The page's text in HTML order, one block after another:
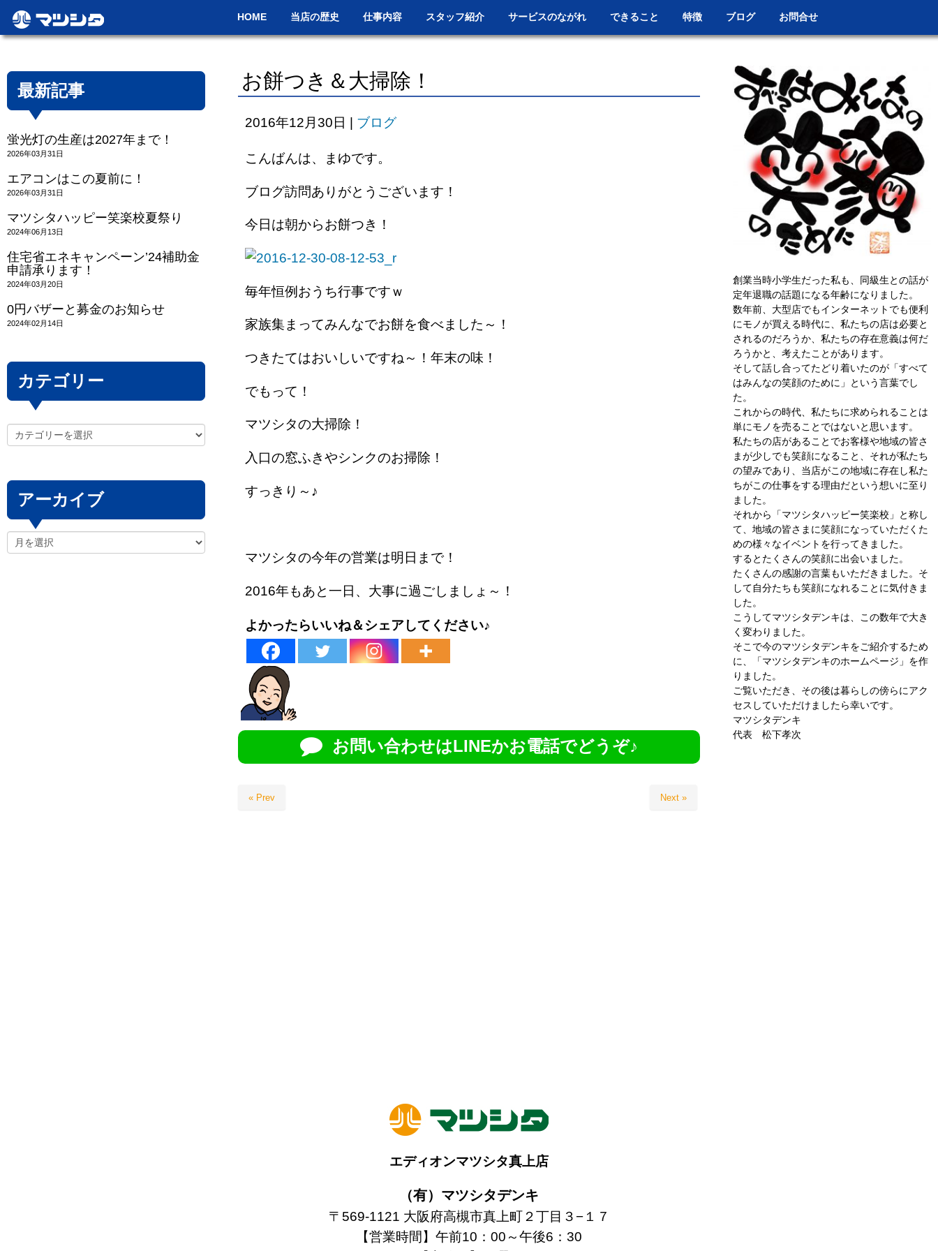
HOME 当店の歴史 仕事内容 スタッフ紹介 サービスのながれ できること 特徴 ブログ お問合せ
お餅つき＆大掃除！
2016年12月30日 ブログ
こんばんは、まゆです。
ブログ訪問ありがとうございます！
今日は朝からお餅つき！
毎年恒例おうち行事ですｗ
家族集まってみんなでお餅を食べました～！
つきたてはおいしいですね～！年末の味！
でもって！
マツシタの大掃除！
入口の窓ふきやシンクのお掃除！
すっきり～♪
マツシタの今年の営業は明日まで！
2016年もあと一日、大事に過ごしましょ～！
よかったらいいね＆シェアしてください♪
お問い合わせはLINEかお電話でどうぞ♪
« Prev Next »
最新記事
蛍光灯の生産は2027年まで！
2026年03月31日
エアコンはこの夏前に！
2026年03月31日
マツシタハッピー笑楽校夏祭り
2024年06月13日
住宅省エネキャンペーン’24補助金
申請承ります！
2024年03月20日
0円バザーと募金のお知らせ
2024年02月14日
カテゴリー
アーカイブ
創業当時小学生だった私も、同級生との話が
定年退職の話題になる年齢になりました。
数年前、大型店でもインターネットでも便利
にモノが買える時代に、私たちの店は必要と
されるのだろうか、私たちの存在意義は何だ
ろうかと、考えたことがあります。
そして話し合ってたどり着いたのが「すべて
はみんなの笑顔のために」という言葉でし
た。
これからの時代、私たちに求められることは
単にモノを売ることではないと思います。
私たちの店があることでお客様や地域の皆さ
まが少しでも笑顔になること、それが私たち
の望みであり、当店がこの地域に存在し私た
ちがこの仕事をする理由だという想いに至り
ました。
それから「マツシタハッピー笑楽校」と称し
て、地域の皆さまに笑顔になっていただくた
めの様々なイベントを行ってきました。
するとたくさんの笑顔に出会いました。
たくさんの感謝の言葉もいただきました。そ
して自分たちも笑顔になれることに気付きま
した。
こうしてマツシタデンキは、この数年で大き
く変わりました。
そこで今のマツシタデンキをご紹介するため
に、「マツシタデンキのホームページ」を作
りました。
ご覧いただき、その後は暮らしの傍らにアク
セスしていただけましたら幸いです。
マツシタデンキ
代表 松下孝次
エディオンマツシタ真上店
（有）マツシタデンキ
〒569-1121 大阪府高槻市真上町２丁目３−１７
【営業時間】午前10：00～午後6：30